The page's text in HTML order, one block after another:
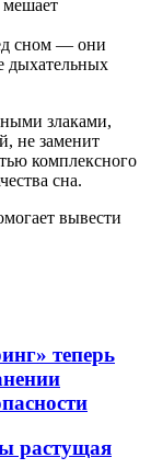
сном — они
дыхательных
злаками,
не заменит
комплексного
сна.
вывести
теперь
растущая